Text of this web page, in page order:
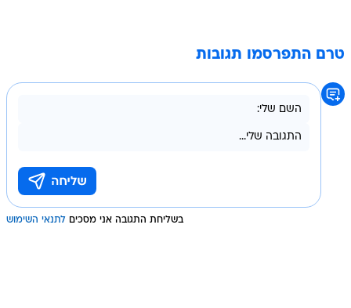
טרם התפרסמו תגובות
בשליחת התגובה אני מסכים לתנאי השימוש